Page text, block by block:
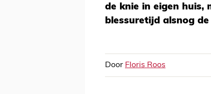
de knie in eigen huis,
blessuretijd alsnog
Door Floris Roos